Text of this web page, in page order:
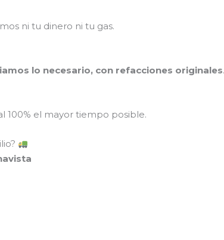
ni tu dinero ni tu gas.
lo necesario, con refacciones originales.
100% el mayor tiempo posible.